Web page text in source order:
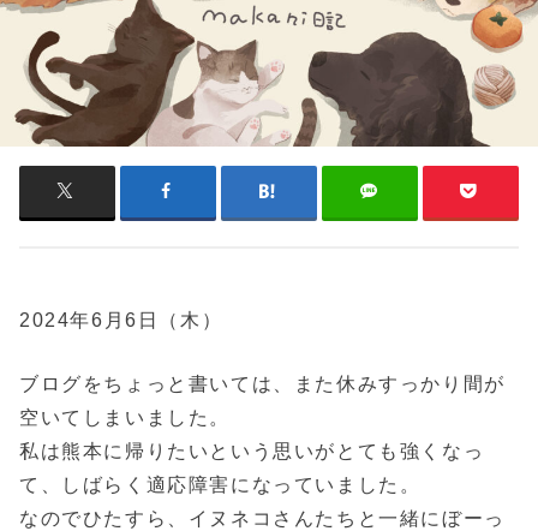
2024年6月6日（木）
ブログをちょっと書いては、また休みすっかり間が
空いてしまいました。
私は熊本に帰りたいという思いがとても強くなっ
て、しばらく適応障害になっていました。
なのでひたすら、イヌネコさんたちと一緒にぼーっ